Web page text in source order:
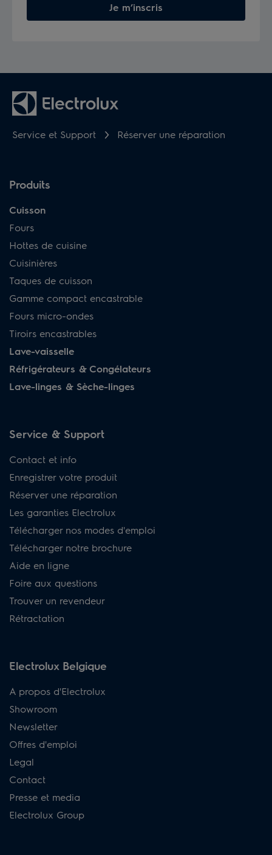
Je m’inscris
Service et Support Réserver une réparation
Produits
Cuisson
Fours
Hottes de cuisine
Cuisinières
Taques de cuisson
Gamme compact encastrable
Fours micro-ondes
Tiroirs encastrables
Lave-vaisselle
Réfrigérateurs & Congélateurs
Lave-linges & Sèche-linges
Service & Support
Contact et info
Enregistrer votre produit
Réserver une réparation
Les garanties Electrolux
Télécharger nos modes d'emploi
Télécharger notre brochure
Aide en ligne
Foire aux questions
Trouver un revendeur
Rétractation
Electrolux Belgique
A propos d'Electrolux
Showroom
Newsletter
Offres d'emploi
Legal
Contact
Presse et media
Electrolux Group